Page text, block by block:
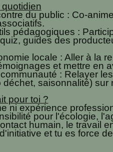
du public : Co-
pédagogiques :
guides des
locale : Aller à la
et mettre en
: Relayer
déchet, saisonnalité)
pour toi ?
ni expérience
pour l'écologie,
humain, le travail
et tu es force